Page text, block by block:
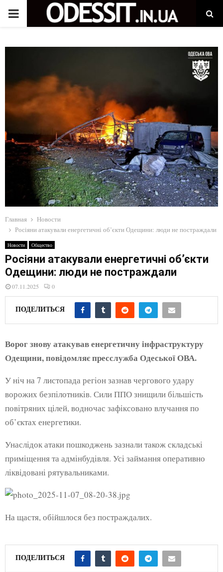
P
A
R
E
N
U
Главная
Новости
Росіяни атакували енергетичні об’єкти Одещини: люди не постраждали
Новости Общество
Росіяни атакували енергетичні об’єкти
Одещини: люди не постраждали
07.11.2025 0
ПОДЕЛИТЬСЯ
Ворог знову атакував енергетичну інфраструктуру
Одещини, повідомляє пресслужба Одеської ОВА.
У ніч на 7 листопада регіон зазнав чергового удару
ворожих безпілотників. Сили ППО знищили більшість
повітряних цілей, водночас зафіксовано влучання по
об’єктах енергетики.
Унаслідок атаки пошкоджень зазнали також складські
приміщення та адмінбудівля. Усі займання оперативно
ліквідовані рятувальниками.
На щастя, обійшлося без постраждалих.
ПОДЕЛИТЬСЯ